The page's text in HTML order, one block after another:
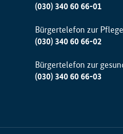
(030) 340 60 66-01
Bürgertelefon zur
(030) 340 60 66-02
Bürgertelefon zur
(030) 340 60 66-03